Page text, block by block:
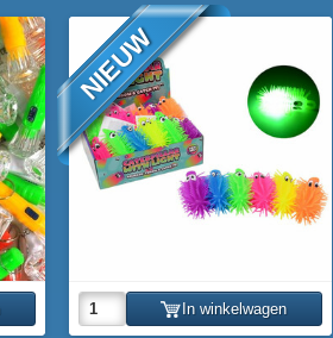
NIEUW
In winkelwagen